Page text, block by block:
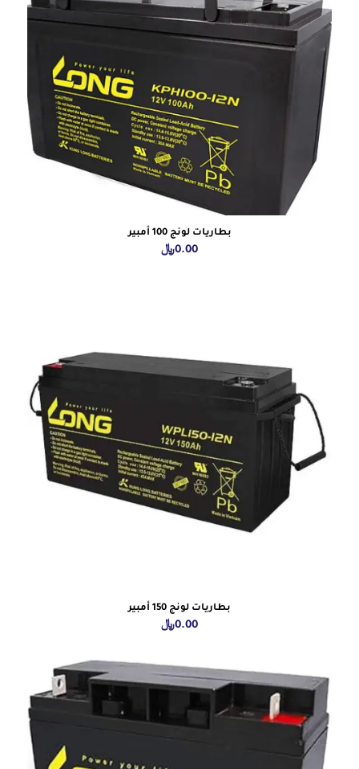
بطاريات لونج 100 أمبير
0.00﷼
بطاريات لونج 150 أمبير
0.00﷼